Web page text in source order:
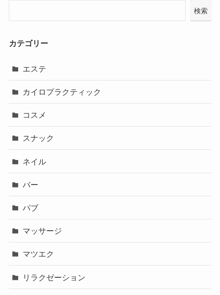
検索
カテゴリー
エステ
カイロプラクティック
コスメ
スナック
ネイル
バー
パブ
マッサージ
マツエク
リラクゼーション